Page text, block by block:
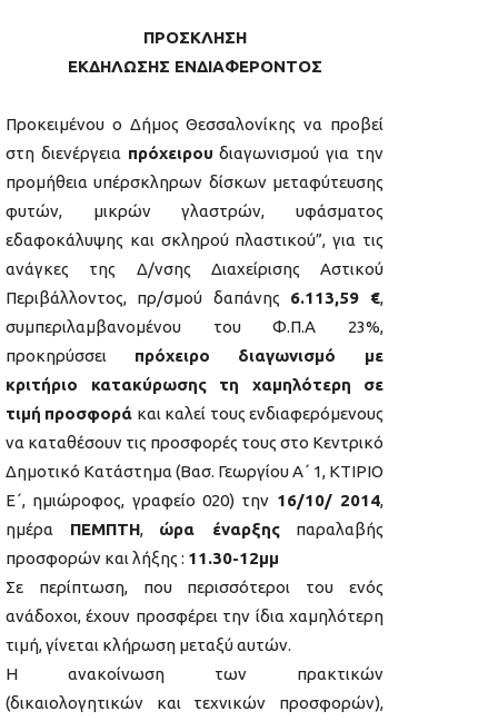
ΠΡΟΣΚΛΗΣΗ
ΕΚΔΗΛΩΣΗΣ ΕΝΔΙΑΦΕΡΟΝΤΟΣ
Προκειμένου ο Δήμος Θεσσαλονίκης να προβεί
στη διενέργεια πρόχειρου διαγωνισμού για την
προμήθεια υπέρσκληρων δίσκων μεταφύτευσης
φυτών, μικρών γλαστρών, υφάσματος
εδαφοκάλυψης και σκληρού πλαστικού”, για τις
ανάγκες της Δ/νσης Διαχείρισης Αστικού
Περιβάλλοντος, πρ/σμού δαπάνης 6.113,59 €,
συμπεριλαμβανομένου του Φ.Π.Α 23%,
προκηρύσσει πρόχειρο διαγωνισμό με
κριτήριο κατακύρωσης τη χαμηλότερη σε
τιμή προσφορά και καλεί τους ενδιαφερόμενους
να καταθέσουν τις προσφορές τους στο Κεντρικό
Δημοτικό Κατάστημα (Βασ. Γεωργίου Α΄ 1, ΚΤΙΡΙΟ
Ε΄, ημιώροφος, γραφείο 020) την 16/10/ 2014,
ημέρα ΠΕΜΠΤΗ, ώρα έναρξηςπαραλαβής
προσφορών και λήξης : 11.30-12μμ
Σε περίπτωση, που περισσότεροι του ενός
ανάδοχοι, έχουν προσφέρει την ίδια χαμηλότερη
τιμή, γίνεται κλήρωση μεταξύ αυτών.
Η ανακοίνωση των πρακτικών
(δικαιολογητικών και τεχνικών προσφορών),